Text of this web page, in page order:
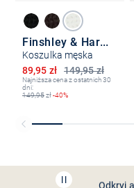
Finshley & Harding
Koszulka męska
149,95 zł
Obniżona cena
89,95 zł
Najniższa cena z ostatnich 30
dni:
149,95zł-40%
Odkryj